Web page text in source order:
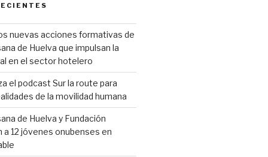
nuevas acciones formativas de
de Huelva que impulsan la
en el sector hotelero
el podcast Sur la route para
de la movilidad humana
de Huelva y Fundación
a 12 jóvenes onubenses en